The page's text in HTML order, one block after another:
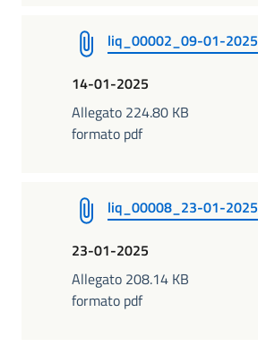
liq_00002_09-01-2025
14-01-2025
Allegato 224.80 KB
formato pdf
liq_00008_23-01-2025
23-01-2025
Allegato 208.14 KB
formato pdf